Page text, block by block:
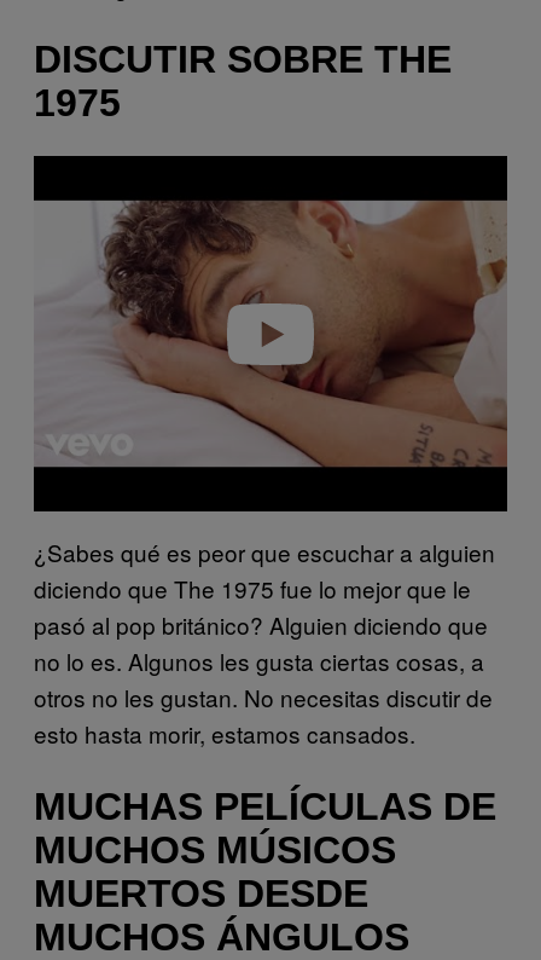
DISCUTIR SOBRE THE
1975
a
¿Sabes qué es peor que escuchar a alguien
diciendo que The 1975 fue lo mejor que le
pasó al pop británico? Alguien diciendo que
no lo es. Algunos les gusta ciertas cosas, a
otros no les gustan. No necesitas discutir de
esto hasta morir, estamos cansados.
MUCHAS PELÍCULAS DE
MUCHOS MÚSICOS
MUERTOS DESDE
MUCHOS ÁNGULOS